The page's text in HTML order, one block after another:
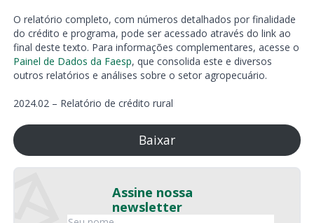
O relatório completo, com números detalhados por finalidade
do crédito e programa, pode ser acessado através do link ao
final deste texto. Para informações complementares, acesse o
Painel de Dados da Faesp, que consolida este e diversos
outros relatórios e análises sobre o setor agropecuário.
2024.02 – Relatório de crédito rural
Baixar
Assine nossa
newsletter